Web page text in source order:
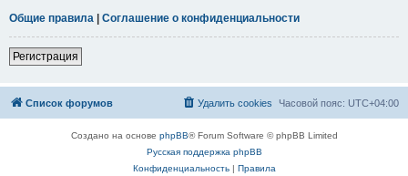
Общие правила | Соглашение о конфиденциальности
Регистрация
Список форумов Часовой пояс: UTC+04:00
Удалить cookies
Создано на основе phpBB® Forum Software © phpBB Limited
Русская поддержка phpBB
Конфиденциальность| Правила